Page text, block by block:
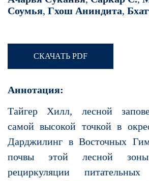
Соумья, Гхош Аниндита,
СКАЧАТЬ PDF
Аннотация:
Тайгер Хилл, лесной
самой высокой точкой в
Дарджилинг в Восточных
почвы этой лесной
рециркуляции